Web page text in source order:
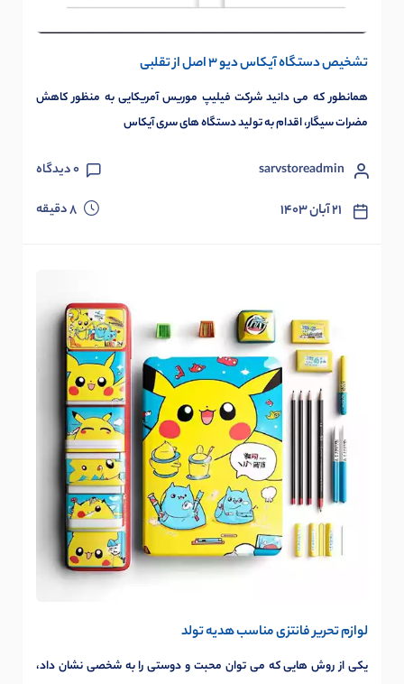
تشخیص دستگاه آیکاس دیو 3 اصل از تقلبی
همانطور که می دانید شرکت فیلیپ موریس آمریکایی به منظور کاهش
مضرات سیگار، اقدام به تولید دستگاه های سری آیکاس
sarvstoreadmin
0دیدگاه
۲۱ آبان ۱۴۰۳ 8دقیقه
لوازم تحریر فانتزی مناسب هدیه تولد
یکی از روش هایی که می توان محبت و دوستی را به شخصی نشان داد،